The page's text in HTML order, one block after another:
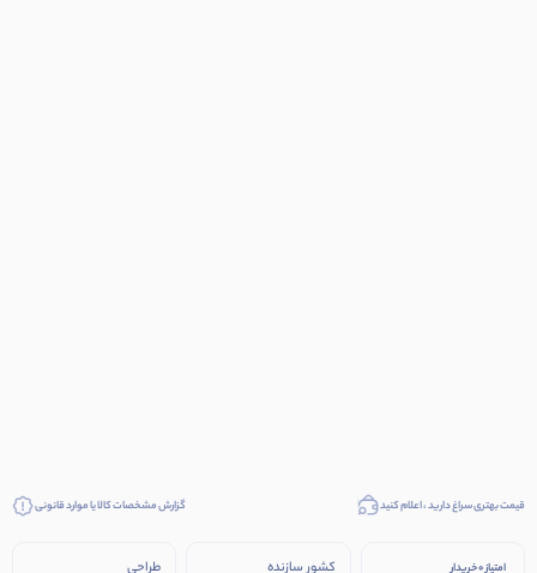
قیمت بهتری سراغ دارید ، اعلام کنید گزارش مشخصات کالا یا موارد قانونی
امتیاز 0 خریدار